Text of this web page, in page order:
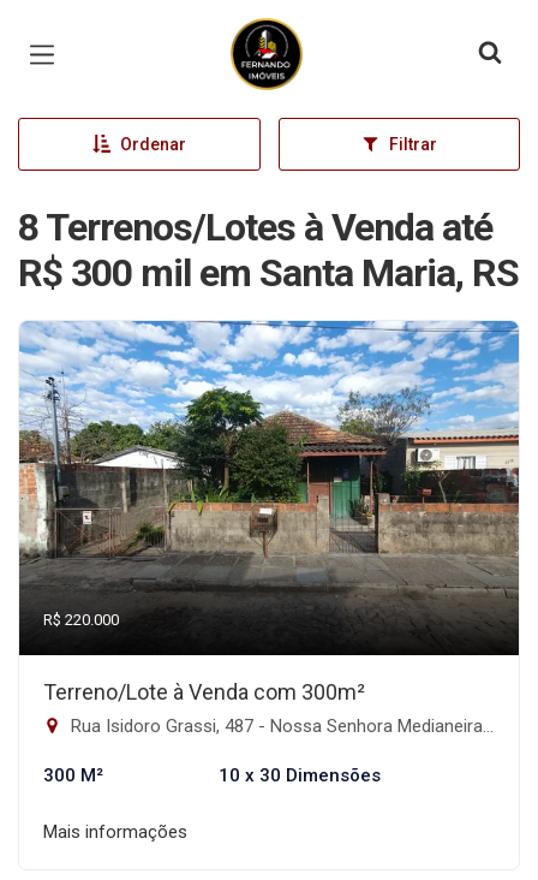
Página inicial
Ordenar Filtrar
8 Terrenos/Lotes à Venda até
R$ 300 mil em Santa Maria, RS
R$ 220.000
Terreno/Lote à Venda com 300m²
Rua Isidoro Grassi, 487 - Nossa Senhora Medianeira, Santa Maria-RS
300 M² 10 x 30 Dimensões
Mais informações